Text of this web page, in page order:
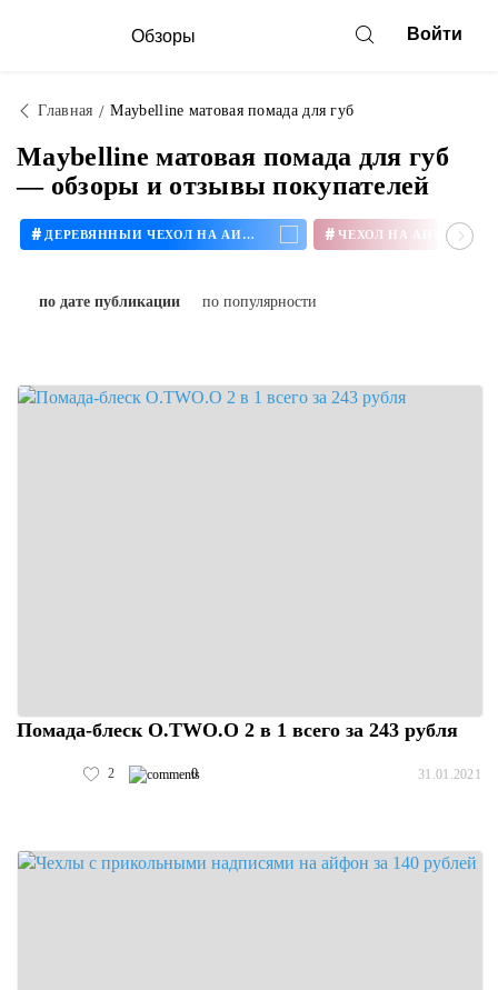
Обзоры Войти
Главная Maybelline матовая помада для губ
Maybelline матовая помада для губ
— обзоры и отзывы покупателей
# ДЕРЕВЯННЫЙ ЧЕХОЛ НА АЙФОН # ЧЕХОЛ НА АЙФОН 11
по дате публикации по популярности
Помада-блеск O.TWO.O 2 в 1 всего за 243 рубля
2 0 31.01.2021